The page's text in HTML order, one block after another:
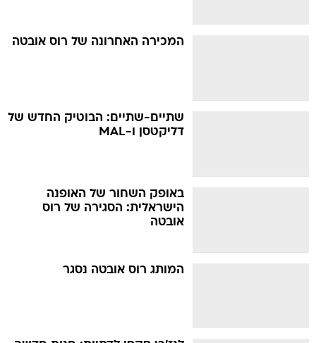
המכירה האחרונה של רוס אובטה
שתיים-שתיים: הבוטיק החדש של
דליקטסן ו-MAL
באופק השחור של האופנה
הישראלית: הסגירה של רוס
אובטה
המותג רוס אובטה נסגר